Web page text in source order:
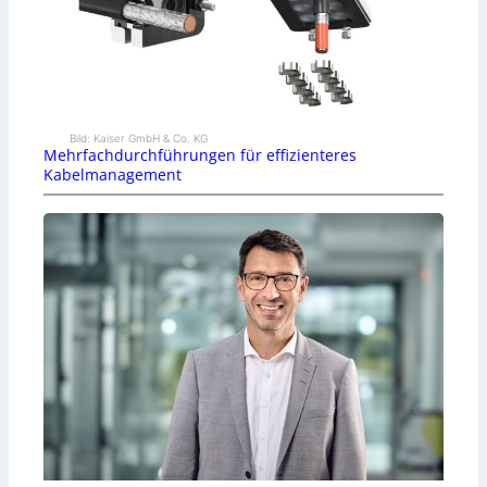
Bild: Kaiser GmbH & Co. KG
Mehrfachdurchführungen für effizienteres
Kabelmanagement